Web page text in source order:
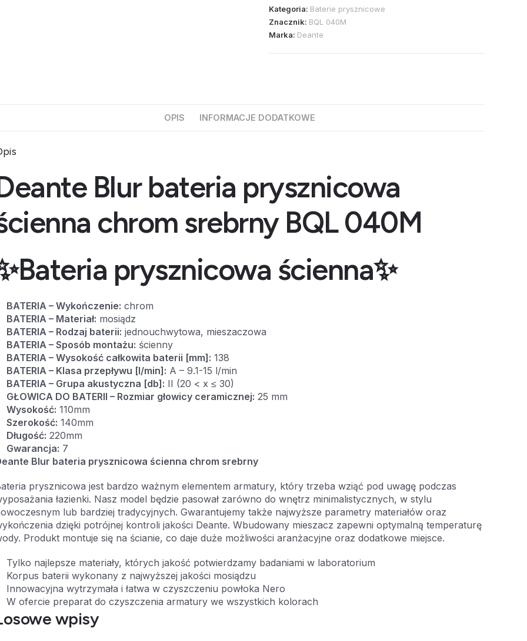
Kategoria: Baterie prysznicowe
Znacznik: BQL 040M
Marka: Deante
OPIS INFORMACJE DODATKOWE
Blur bateria prysznicowa
chrom srebrny BQL 040M
prysznicowa ścienna✨
BATERIA – Wykończenie: chrom
BATERIA – Materiał: mosiądz
BATERIA – Rodzaj baterii: jednouchwytowa, mieszaczowa
BATERIA – Sposób montażu: ścienny
BATERIA – Wysokość całkowita baterii [mm]: 138
BATERIA – Klasa przepływu [l/min]: A – 9.1-15 l/min
BATERIA – Grupa akustyczna [db]: II (20 < x ≤ 30)
GŁOWICA DO BATERII – Rozmiar głowicy ceramicznej: 25 mm
Wysokość: 110mm
Szerokość: 140mm
Długość: 220mm
Gwarancja: 7
Blur bateria prysznicowa ścienna chrom srebrny
prysznicowa jest bardzo ważnym elementem armatury, który trzeba wziąć pod uwagę podczas
łazienki. Nasz model będzie pasował zarówno do wnętrz minimalistycznych, w stylu
lub bardziej tradycyjnych. Gwarantujemy także najwyższe parametry materiałów oraz
dzięki potrójnej kontroli jakości Deante. Wbudowany mieszacz zapewni optymalną temperaturę
Produkt montuje się na ścianie, co daje duże możliwości aranżacyjne oraz dodatkowe miejsce.
Tylko najlepsze materiały, których jakość potwierdzamy badaniami w laboratorium
Korpus baterii wykonany z najwyższej jakości mosiądzu
Innowacyjna wytrzymała i łatwa w czyszczeniu powłoka Nero
W ofercie preparat do czyszczenia armatury we wszystkich kolorach
wpisy